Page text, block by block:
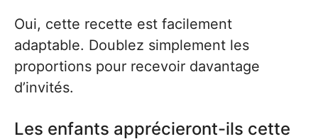
Oui, cette recette est facilement
adaptable. Doublez simplement les
proportions pour recevoir davantage
d’invités.
Les enfants apprécieront-ils cette